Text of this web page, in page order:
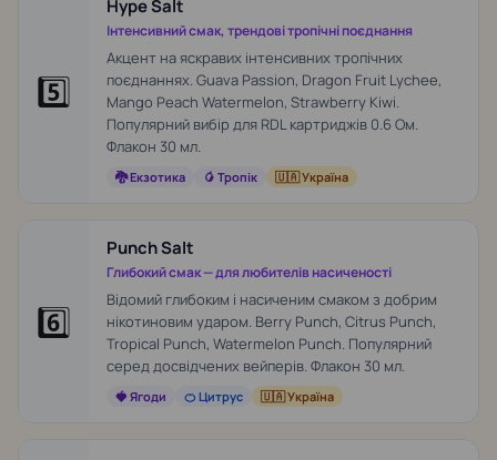
5️⃣
Hype Salt
Інтенсивний смак, трендові тропічні поєднання
Акцент на яскравих інтенсивних тропічних
поєднаннях. Guava Passion, Dragon Fruit Lychee,
Mango Peach Watermelon, Strawberry Kiwi.
Популярний вибір для RDL картриджів 0.6 Ом.
Флакон 30 мл.
🐉 Екзотика 🥭 Тропік 🇺🇦 Україна
6️⃣
Punch Salt
Глибокий смак — для любителів насиченості
Відомий глибоким і насиченим смаком з добрим
нікотиновим ударом. Berry Punch, Citrus Punch,
Tropical Punch, Watermelon Punch. Популярний
серед досвідчених вейперів. Флакон 30 мл.
🍓 Ягоди 🍊 Цитрус 🇺🇦 Україна